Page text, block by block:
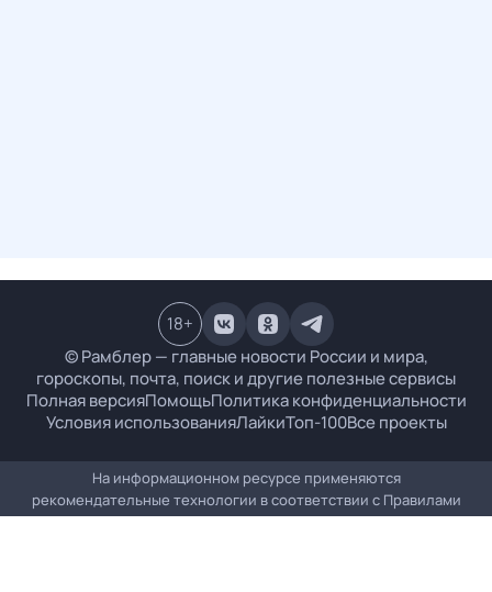
© Рамблер — главные новости России и мира,
гороскопы, почта, поиск и другие полезные сервисы
Полная версияПомощьПолитика конфиденциальности
Условия использованияЛайкиТоп-100Все проекты
18+
На информационном ресурсе применяются
рекомендательные технологии в соответствии с Правилами